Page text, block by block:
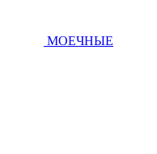
МОЕЧНЫЕ